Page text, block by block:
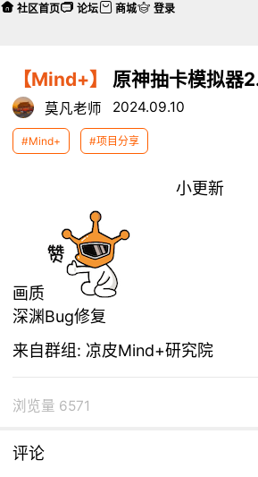
【Mind+】 原神抽卡模拟器
莫凡老师 2024.09.10
#Mind+ #项目分享
小更新
画质
深渊Bug修复
来自群组: 凉皮Mind+研究院
浏览量 6571
评论
社区首页 论坛 商城 登录